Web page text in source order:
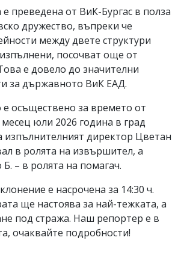
преведена от ВиК-Бургас в полза
дружество, въпреки че
между двете структури
посочват още от
е довело до значителни
за държавното ВиК ЕАД.
осъществено за времето от
юли 2026 година в град
изпълнителният директор Цветан
в ролята на извършител, а
– в ролята на помагач.
е насрочена за 14:30 ч.
ще настоява за най-тежката, а
под стража. Наш репортер е в
очаквайте подробности!